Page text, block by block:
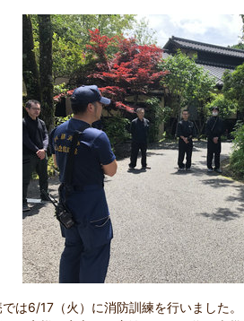
は6/17（火）に消防訓練を行いました